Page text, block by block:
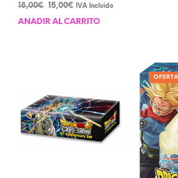
18,00€ El
precio
15,00€ El
precio
IVA Incluido
AÑADIR AL CARRITO